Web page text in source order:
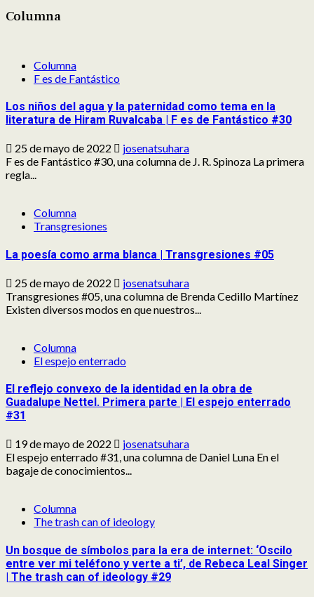
Columna
Columna
F es de Fantástico
Los niños del agua y la paternidad como tema en la
literatura de Hiram Ruvalcaba | F es de Fantástico #30
25 de mayo de 2022
josenatsuhara
F es de Fantástico #30, una columna de J. R. Spinoza La primera
regla...
Columna
Transgresiones
La poesía como arma blanca | Transgresiones #05
25 de mayo de 2022
josenatsuhara
Transgresiones #05, una columna de Brenda Cedillo Martínez
Existen diversos modos en que nuestros...
Columna
El espejo enterrado
El reflejo convexo de la identidad en la obra de
Guadalupe Nettel. Primera parte | El espejo enterrado
#31
19 de mayo de 2022
josenatsuhara
El espejo enterrado #31, una columna de Daniel Luna En el
bagaje de conocimientos...
Columna
The trash can of ideology
Un bosque de símbolos para la era de internet: ‘Oscilo
entre ver mi teléfono y verte a ti’, de Rebeca Leal Singer
| The trash can of ideology #29